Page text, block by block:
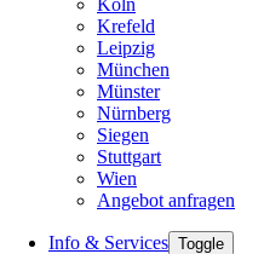
Köln
Krefeld
Leipzig
München
Münster
Nürnberg
Siegen
Stuttgart
Wien
Angebot anfragen
Info & Services Toggle